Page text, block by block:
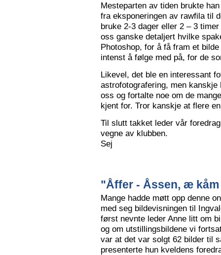
Mesteparten av tiden brukte
fra eksponeringen av rawfila til
bruke 2-3 dager eller 2 – 3
oss ganske detaljert hvilke
Photoshop, for å få fram et
intenst å følge med på, for de
Likevel, det ble en interessant
astrofotografering, men
oss og fortalte noe om de
kjent for. Tror kanskje at flere
Til slutt takket leder vår
vegne av klubben.
Sej
"Åffer - Åssen, æ
Mange hadde møtt opp denne
med seg bildevisningen til
først nevnte leder Anne litt om
og om utstillingsbildene vi
var at det var solgt 62 bilder til
presenterte hun kveldens